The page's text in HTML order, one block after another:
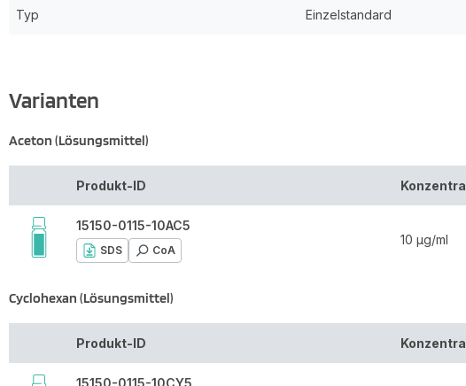
Typ Einzelstandard
Varianten
Aceton (Lösungsmittel)
Produkt-ID
15150-0115-10AC5
SDS CoA
10 µg/ml
Cyclohexan (Lösungsmittel)
Produkt-ID
15150-0115-10CY5